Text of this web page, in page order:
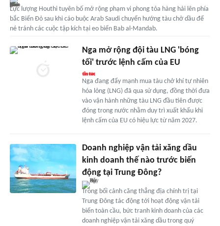
Lực lượng Houthi tuyên bố mở rộng phạm vi phong tỏa hàng hải lên phía
bắc Biển Đỏ sau khi cáo buộc Arab Saudi chuyển hướng tàu chở dầu để
né tránh các cuộc tập kích tại eo biển Bab al-Mandab.
Nga mở rộng đội tàu LNG 'bóng
tối' trước lệnh cấm của EU
Nga đang đẩy mạnh mua tàu chở khí tự nhiên
hóa lỏng (LNG) đã qua sử dụng, đồng thời đưa
vào vận hành những tàu LNG đầu tiên được
đóng trong nước nhằm duy trì xuất khẩu khi
lệnh cấm của EU có hiệu lực từ năm 2027.
Doanh nghiệp vận tải xăng dầu
kinh doanh thế nào trước biến
động tại Trung Đông?
Trong bối cảnh căng thẳng địa chính trị tại
Trung Đông tác động tới hoạt động vận tải
biển toàn cầu, bức tranh kinh doanh của các
doanh nghiệp vận tải xăng dầu trong quý